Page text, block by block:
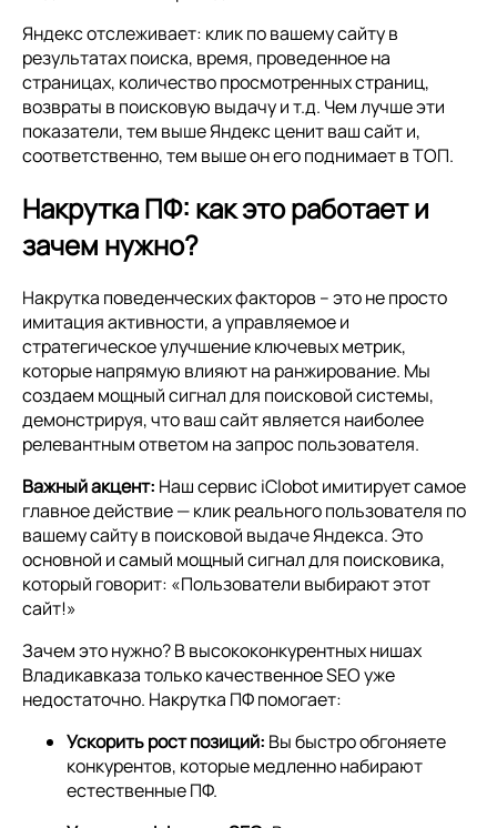
Яндекс отслеживает: клик по вашему сайту в
результатах поиска, время, проведенное на
страницах, количество просмотренных страниц,
возвраты в поисковую выдачу и т.д. Чем лучше эти
показатели, тем выше Яндекс ценит ваш сайт и,
соответственно, тем выше он его поднимает в ТОП.
Накрутка ПФ: как это работает и
зачем нужно?
Накрутка поведенческих факторов – это не просто
имитация активности, а управляемое и
стратегическое улучшение ключевых метрик,
которые напрямую влияют на ранжирование. Мы
создаем мощный сигнал для поисковой системы,
демонстрируя, что ваш сайт является наиболее
релевантным ответом на запрос пользователя.
Важный акцент: Наш сервис iClobot имитирует самое
главное действие — клик реального пользователя по
вашему сайту в поисковой выдаче Яндекса. Это
основной и самый мощный сигнал для поисковика,
который говорит: «Пользователи выбирают этот
сайт!»
Зачем это нужно? В высококонкурентных нишах
Владикавказа только качественное SEO уже
недостаточно. Накрутка ПФ помогает:
Ускорить рост позиций: Вы быстро обгоняете
конкурентов, которые медленно набирают
естественные ПФ.